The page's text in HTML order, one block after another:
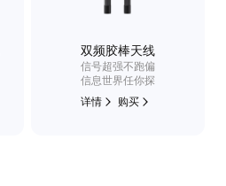
双频胶棒天线
信号超强不跑偏
信息世界任你探
详情
购买